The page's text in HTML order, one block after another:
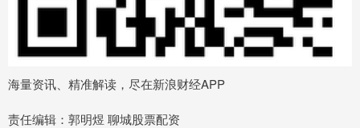
海量资讯、精准解读，尽在新浪财经APP
责任编辑：郭明煜 聊城股票配资